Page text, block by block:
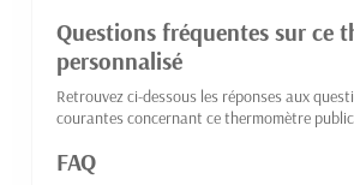
Questions fréquentes sur ce
personnalisé
Retrouvez ci-dessous les réponses aux
courantes concernant ce thermomètre
FAQ